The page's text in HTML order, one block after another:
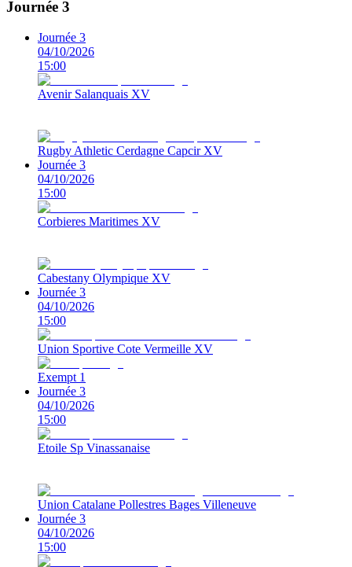
Journée 3
Journée 3
04/10/2026
15:00
Avenir Salanquais XV
Rugby Athletic Cerdagne Capcir XV
Journée 3
04/10/2026
15:00
Corbieres Maritimes XV
Cabestany Olympique XV
Journée 3
04/10/2026
15:00
Union Sportive Cote Vermeille XV
Exempt 1
Journée 3
04/10/2026
15:00
Etoile Sp Vinassanaise
Union Catalane Pollestres Bages Villeneuve
Journée 3
04/10/2026
15:00